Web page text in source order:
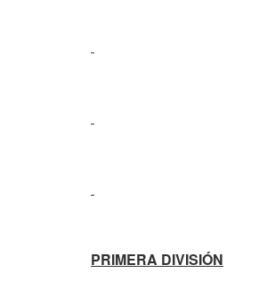
PRIMERA DIVISIÓN